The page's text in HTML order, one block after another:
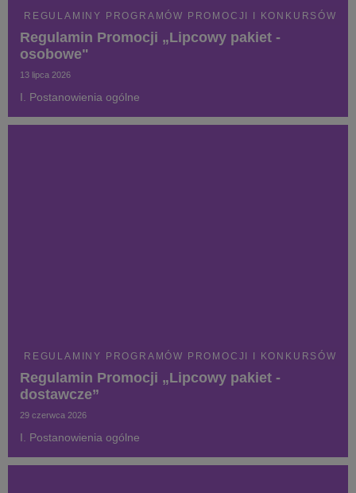
REGULAMINY PROGRAMÓW PROMOCJI I KONKURSÓW
Regulamin Promocji „Lipcowy pakiet -
osobowe"
13 lipca 2026
I. Postanowienia ogólne
REGULAMINY PROGRAMÓW PROMOCJI I KONKURSÓW
Regulamin Promocji „Lipcowy pakiet -
dostawcze”
29 czerwca 2026
I. Postanowienia ogólne